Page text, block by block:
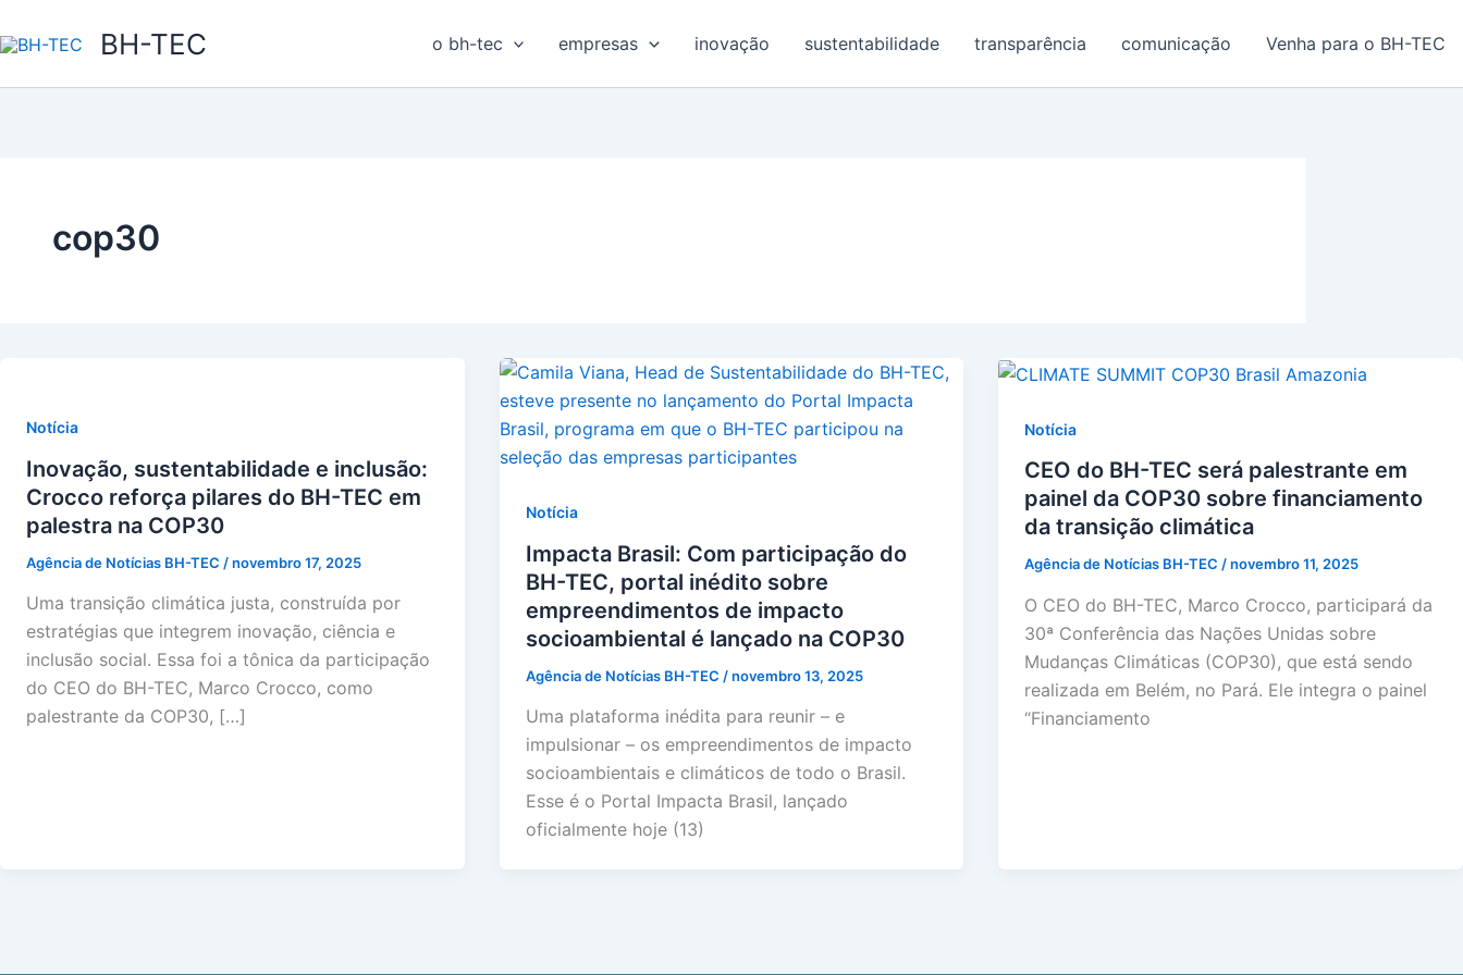
para
BH-TEC o bh-tec empresas inovação sustentabilidade transparência comunicação Venha para o BH-TEC
cop30
Notícia
Inovação, sustentabilidade e inclusão:
Crocco reforça pilares do BH-TEC em
palestra na COP30
Agência de Notícias BH-TEC /novembro 17, 2025
Uma transição climática justa, construída por
estratégias que integrem inovação, ciência e
inclusão social. Essa foi a tônica da participação
do CEO do BH-TEC, Marco Crocco, como
palestrante da COP30, […]
Notícia
Impacta Brasil: Com participação do
BH-TEC, portal inédito sobre
empreendimentos de impacto
socioambiental é lançado na COP30
Agência de Notícias BH-TEC /novembro 13, 2025
Uma plataforma inédita para reunir – e
impulsionar – os empreendimentos de impacto
socioambientais e climáticos de todo o Brasil.
Esse é o Portal Impacta Brasil, lançado
oficialmente hoje (13)
Notícia
CEO do BH-TEC será palestrante em
painel da COP30 sobre financiamento
da transição climática
Agência de Notícias BH-TEC/novembro 11, 2025
O CEO do BH-TEC, Marco Crocco, participará da
30ª Conferência das Nações Unidas sobre
Mudanças Climáticas (COP30), que está sendo
realizada em Belém, no Pará. Ele integra o painel
“Financiamento